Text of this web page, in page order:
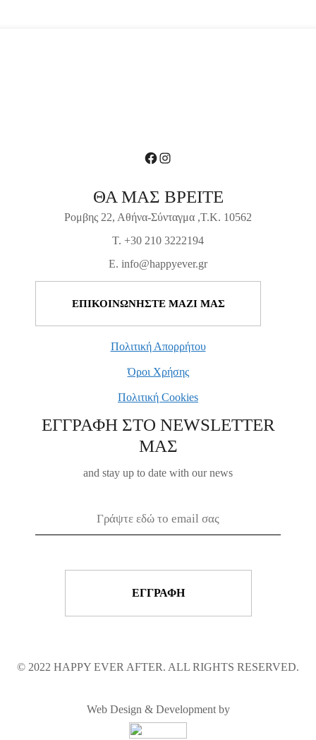
ΘΑ ΜΑΣ ΒΡΕΙΤΕ
Ρομβης 22, Αθήνα-Σύνταγμα ,Τ.Κ. 10562
T. +30 210 3222194
E. info@happyever.gr
ΕΠΙΚΟΙΝΩΝΗΣΤΕ ΜΑΖΙ ΜΑΣ
Πολιτική Απορρήτου
Όροι Χρήσης
Πολιτική Cookies
Facebook
Instagram
ΕΓΓΡΑΦΗ ΣΤΟ NEWSLETTER
ΜΑΣ
and stay up to date with our news
© 2022 HAPPY EVER AFTER. ALL RIGHTS RESERVED.
Web Design & Development by